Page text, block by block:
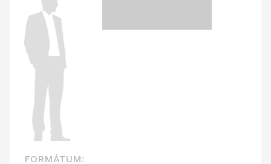
FORMÁTUM: